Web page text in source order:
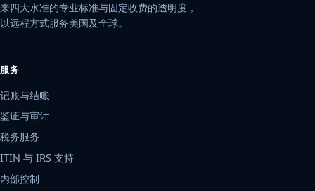
来四大水准的专业标准与固定收费的透明度，
以远程方式服务美国及全球。
服务
记账与结账
鉴证与审计
税务服务
ITIN 与 IRS 支持
内部控制